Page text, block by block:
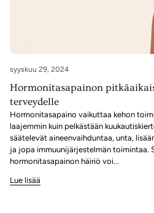
syyskuu 29, 2024
Hormonitasapainon
terveydelle
Hormonitasapaino vaikuttaa kehon
laajemmin kuin pelkästään
säätelevät aineenvaihduntaa, unta,
ja jopa immuunijärjestelmän toimintaa.
hormonitasapainon häiriö voi...
Lue lisää